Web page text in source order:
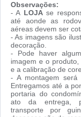
Observações:
- A LOJAse
até aonde as
aéreas devem ser
- As imagens são
decoração.
- Pode haver
imagem e o
e a calibração de
- A montagem será
Entregamos até a
portaria do
ato da entrega,
transporte por